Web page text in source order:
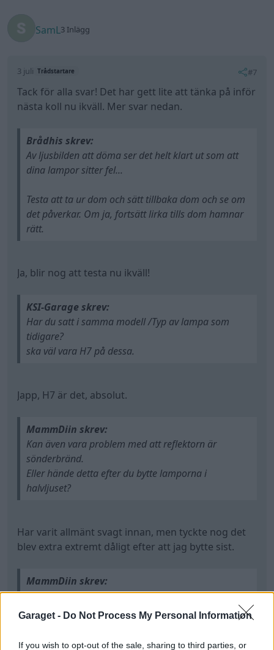
Garaget - Do Not Process My Personal Information
If you wish to opt-out of the sale, sharing to third parties, or
SamL3 Inlägg
3 juli Trådstartare #7
Tack för alla svar! Det har gett lite att tänka på inför
nästa koll nu ikväll. Mer svar nedan.
Brådhis skrev:
Av ljusbilden att döma ser det helt klart ut som att
dina lampor sitter fel...
Testa att ta ur dom och sätt tillbaka dom och se om
det påverkar. Om ja, fortsätt lirka tills dom hamnar
rätt.
Ja, blir nog att testa nu ikväll!
KSI-Garage skrev:
Har du satt i samma modell /Typ av lampa som
tidigare?
ska väl vara H7 på dessa.
Japp, H7 är det, absolut.
MammDiin skrev:
Kan även vara problem med att reflektorn är
sönderbränd.
Eller hände detta efter du bytte lamporna i
halvljuset?
Har varit allmänt svagt innan, men tyckte nog det
blev extra extremt dåligt efter att jag bytte sist.
MammDiin skrev:
Tycker även utsidan av reflektorn ser konstig ut,
borde vara blank eller brun.
Men ser ut som om det skulle vara någon
vit/gråaktigt massa närmast lamphållaren.